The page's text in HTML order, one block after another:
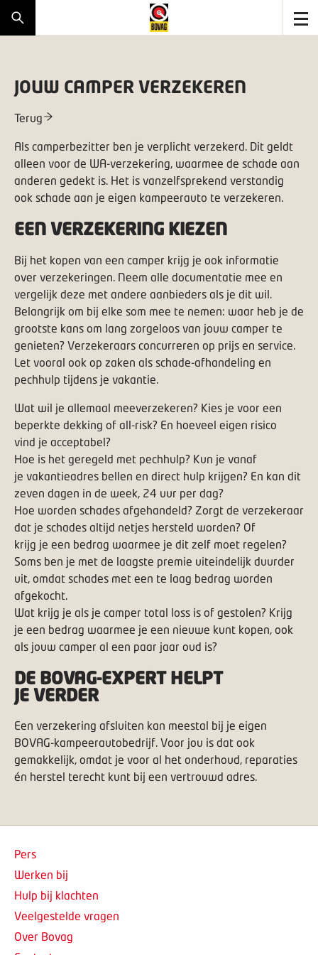
JOUW CAMPER VERZEKEREN
Terug
Als camperbezitter ben je verplicht verzekerd. Dit geldt
alleen voor de WA-verzekering, waarmee de schade aan
anderen gedekt is. Het is vanzelfsprekend verstandig
ook schade aan je eigen kampeerauto te verzekeren.
EEN VERZEKERING KIEZEN
Bij het kopen van een camper krijg je ook informatie
over verzekeringen. Neem alle documentatie mee en
vergelijk deze met andere aanbieders als je dit wil.
Belangrijk om bij elke som mee te nemen: waar heb je de
grootste kans om lang zorgeloos van jouw camper te
genieten? Verzekeraars concurreren op prijs en service.
Let vooral ook op zaken als schade-afhandeling en
pechhulp tijdens je vakantie.
Wat wil je allemaal meeverzekeren? Kies je voor een
beperkte dekking of all-risk? En hoeveel eigen risico
vind je acceptabel?
Hoe is het geregeld met pechhulp? Kun je vanaf
je vakantieadres bellen en direct hulp krijgen? En kan dit
zeven dagen in de week, 24 uur per dag?
Hoe worden schades afgehandeld? Zorgt de verzekeraar
dat je schades altijd netjes hersteld worden? Of
krijg je een bedrag waarmee je dit zelf moet regelen?
Soms ben je met de laagste premie uiteindelijk duurder
uit, omdat schades met een te laag bedrag worden
afgekocht.
Wat krijg je als je camper total loss is of gestolen? Krijg
je een bedrag waarmee je een nieuwe kunt kopen, ook
als jouw camper al een paar jaar oud is?
DE BOVAG-EXPERT HELPT
JE VERDER
Een verzekering afsluiten kan meestal bij je eigen
BOVAG-kampeerautobedrijf. Voor jou is dat ook
gemakkelijk, omdat je voor al het onderhoud, reparaties
én herstel terecht kunt bij een vertrouwd adres.
Pers
Werken bij
Hulp bij klachten
Veelgestelde vragen
Over Bovag